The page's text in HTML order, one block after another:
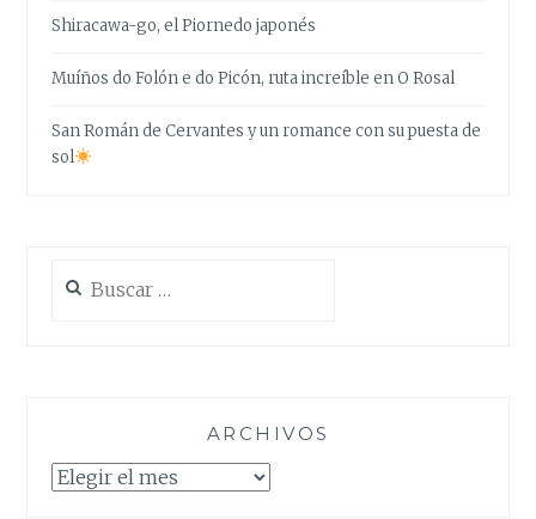
Shiracawa-go, el Piornedo japonés
Muíños do Folón e do Picón, ruta increíble en O Rosal
San Román de Cervantes y un romance con su puesta de
sol
ARCHIVOS
Archivos